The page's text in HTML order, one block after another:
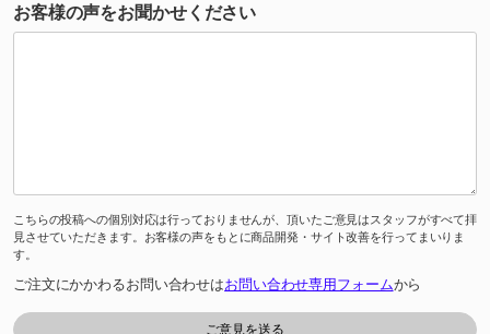
お客様の声をお聞かせください
こちらの投稿への個別対応は行っておりませんが、頂いたご意見はスタッフがすべて拝
見させていただきます。お客様の声をもとに商品開発・サイト改善を行ってまいりま
す。
ご注文にかかわるお問い合わせはお問い合わせ専用フォームから